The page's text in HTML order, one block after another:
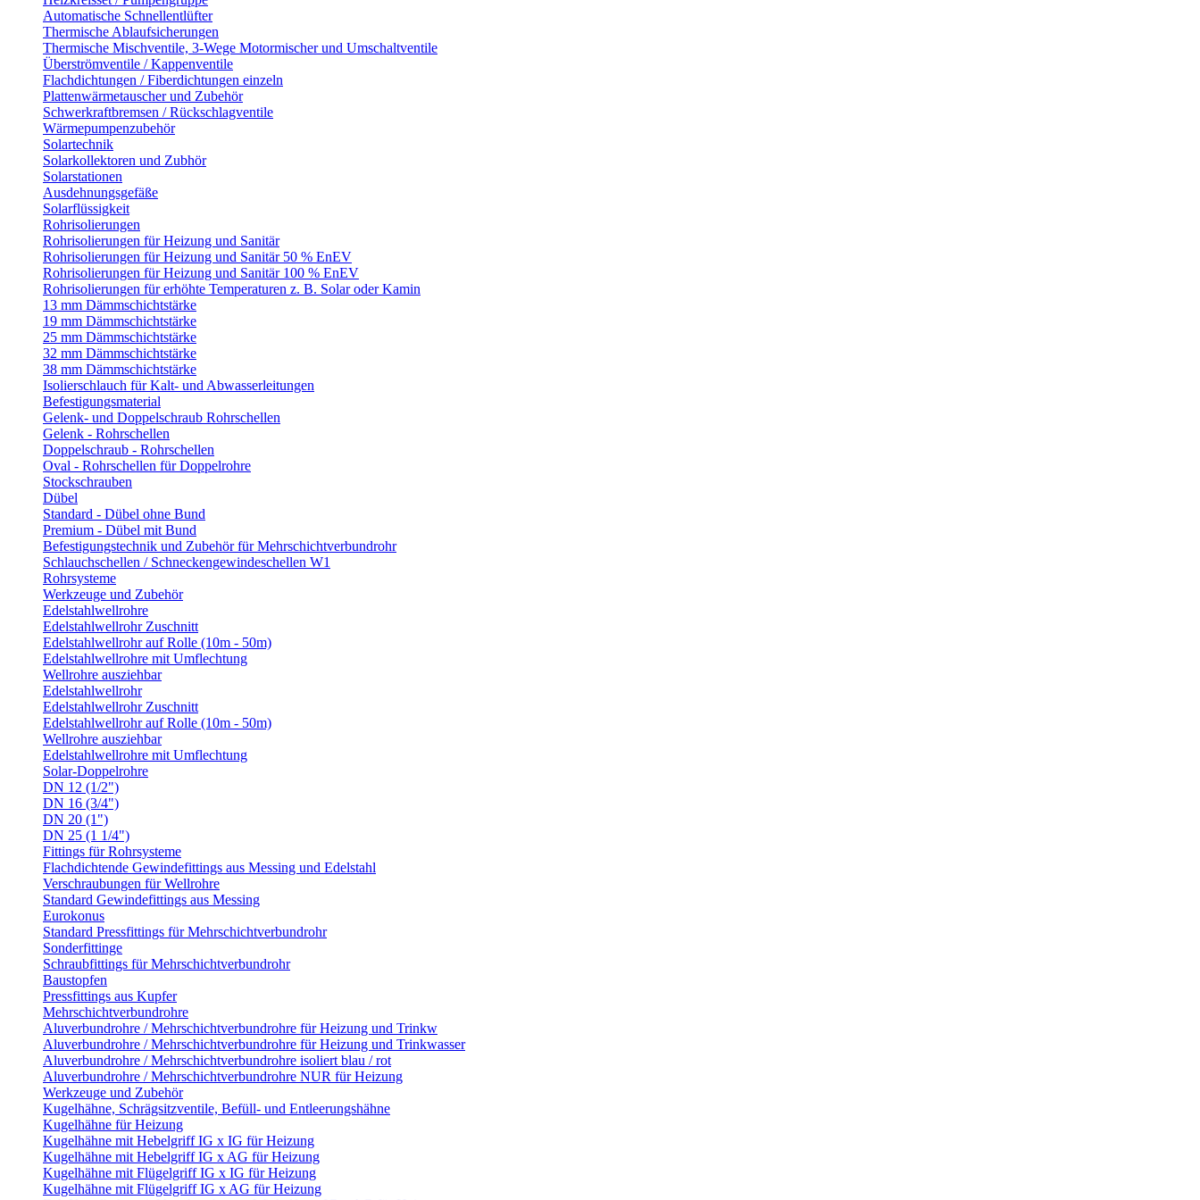
Automatische Schnellentlüfter
Thermische Ablaufsicherungen
Thermische Mischventile, 3-Wege Motormischer und Umschaltventile
Überströmventile / Kappenventile
Flachdichtungen / Fiberdichtungen einzeln
Plattenwärmetauscher und Zubehör
Schwerkraftbremsen / Rückschlagventile
Wärmepumpenzubehör
Solartechnik
Solarkollektoren und Zubhör
Solarstationen
Ausdehnungsgefäße
Solarflüssigkeit
Rohrisolierungen
Rohrisolierungen für Heizung und Sanitär
Rohrisolierungen für Heizung und Sanitär 50 % EnEV
Rohrisolierungen für Heizung und Sanitär 100 % EnEV
Rohrisolierungen für erhöhte Temperaturen z. B. Solar oder Kamin
13 mm Dämmschichtstärke
19 mm Dämmschichtstärke
25 mm Dämmschichtstärke
32 mm Dämmschichtstärke
38 mm Dämmschichtstärke
Isolierschlauch für Kalt- und Abwasserleitungen
Befestigungsmaterial
Gelenk- und Doppelschraub Rohrschellen
Gelenk - Rohrschellen
Doppelschraub - Rohrschellen
Oval - Rohrschellen für Doppelrohre
Stockschrauben
Dübel
Standard - Dübel ohne Bund
Premium - Dübel mit Bund
Befestigungstechnik und Zubehör für Mehrschichtverbundrohr
Schlauchschellen / Schneckengewindeschellen W1
Rohrsysteme
Werkzeuge und Zubehör
Edelstahlwellrohre
Edelstahlwellrohr Zuschnitt
Edelstahlwellrohr auf Rolle (10m - 50m)
Edelstahlwellrohre mit Umflechtung
Wellrohre ausziehbar
Edelstahlwellrohr
Edelstahlwellrohr Zuschnitt
Edelstahlwellrohr auf Rolle (10m - 50m)
Wellrohre ausziehbar
Edelstahlwellrohre mit Umflechtung
Solar-Doppelrohre
DN 12 (1/2")
DN 16 (3/4")
DN 20 (1")
DN 25 (1 1/4")
Fittings für Rohrsysteme
Flachdichtende Gewindefittings aus Messing und Edelstahl
Verschraubungen für Wellrohre
Standard Gewindefittings aus Messing
Eurokonus
Standard Pressfittings für Mehrschichtverbundrohr
Sonderfittinge
Schraubfittings für Mehrschichtverbundrohr
Baustopfen
Pressfittings aus Kupfer
Mehrschichtverbundrohre
Aluverbundrohre / Mehrschichtverbundrohre für Heizung und Trinkw
Aluverbundrohre / Mehrschichtverbundrohre für Heizung und Trinkwasser
Aluverbundrohre / Mehrschichtverbundrohre isoliert blau / rot
Aluverbundrohre / Mehrschichtverbundrohre NUR für Heizung
Werkzeuge und Zubehör
Kugelhähne, Schrägsitzventile, Befüll- und Entleerungshähne
Kugelhähne für Heizung
Kugelhähne mit Hebelgriff IG x IG für Heizung
Kugelhähne mit Hebelgriff IG x AG für Heizung
Kugelhähne mit Flügelgriff IG x IG für Heizung
Kugelhähne mit Flügelgriff IG x AG für Heizung